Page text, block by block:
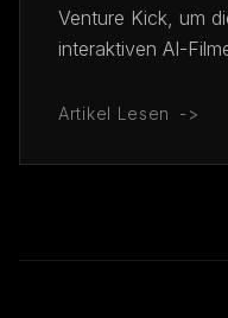
Venture Kick, um
interaktiven AI-
Artikel Lesen ->